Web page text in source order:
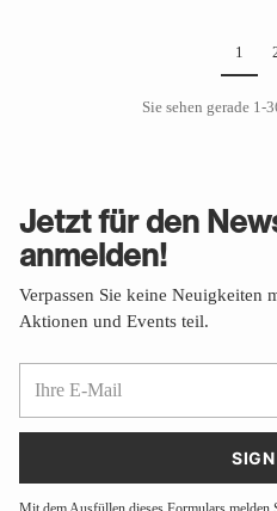
1
Sie sehen gerade 1-
Jetzt für den
anmelden!
Verpassen Sie keine Neuigkeiten
Aktionen und Events teil.